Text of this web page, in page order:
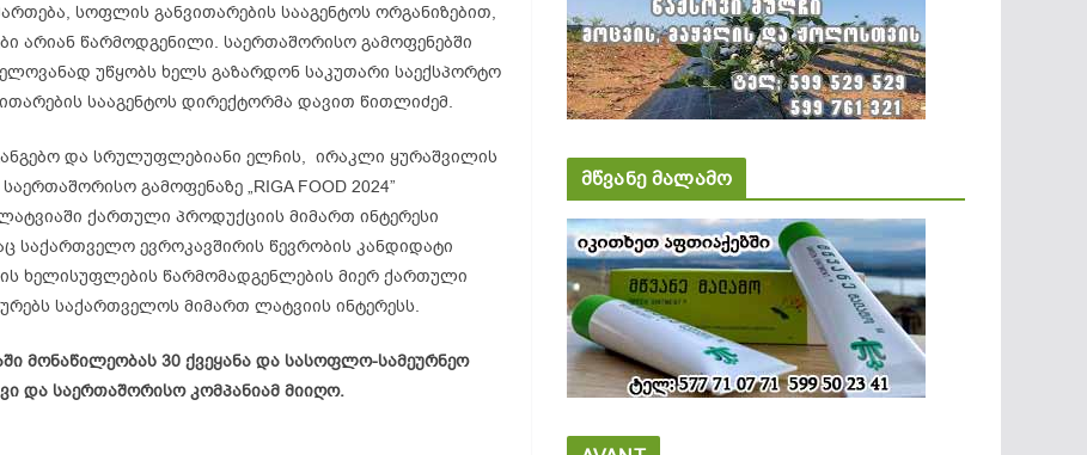
სოფლის განვითარების სააგენტოს ორგანიზებით,
არიან წარმოდგენილი. საერთაშორისო გამოფენებში
უწყობს ხელს გაზარდონ საკუთარი საექსპორტო
სააგენტოს დირექტორმა დავით წითლიძემ.
და სრულუფლებიანი ელჩის, ირაკლი ყურაშვილის
გამოფენაზე „RIGA FOOD 2024”
ქართული პროდუქციის მიმართ ინტერესი
საქართველო ევროკავშირის წევრობის კანდიდატი
ხელისუფლების წარმომადგენლების მიერ ქართული
საქართველოს მიმართ ლატვიის ინტერესს.
მონაწილეობას 30 ქვეყანა და სასოფლო-სამეურნეო
და საერთაშორისო კომპანიამ მიიღო.
მწვანე მალამო